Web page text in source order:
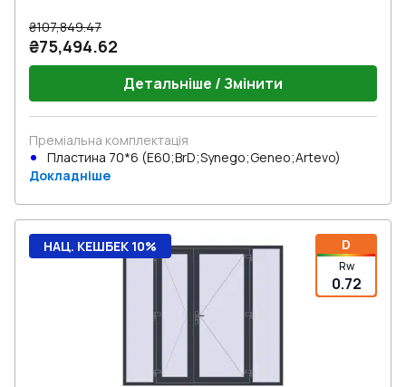
₴107,849.47
₴75,494.62
Детальніше / Змінити
Преміальна комплектація
Пластина 70*6 (E60;BrD;Synego;Geneo;Artevo)
Докладніше
D
Rw
0.72
НАЦ. КЕШБЕК 10%